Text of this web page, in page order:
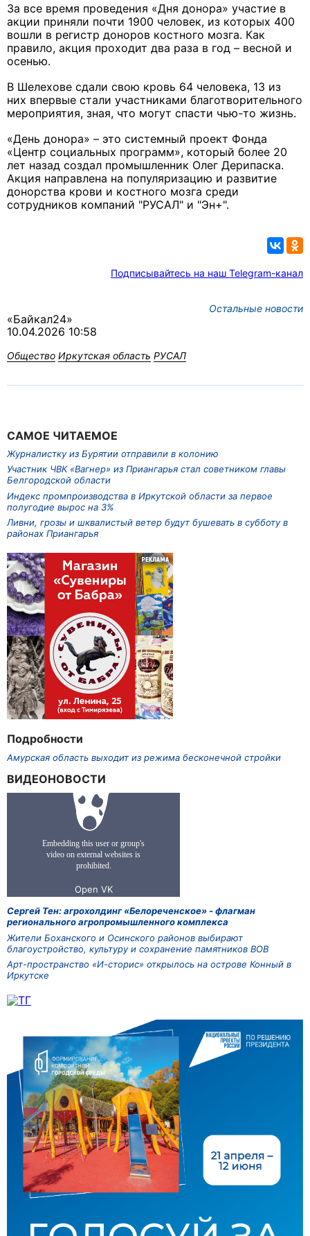
За все время проведения «Дня донора» участие в
акции приняли почти 1900 человек, из которых 400
вошли в регистр доноров костного мозга. Как
правило, акция проходит два раза в год – весной и
осенью.
В Шелехове сдали свою кровь 64 человека, 13 из
них впервые стали участниками благотворительного
мероприятия, зная, что могут спасти чью-то жизнь.
«День донора» – это системный проект Фонда
«Центр социальных программ», который более 20
лет назад создал промышленник Олег Дерипаска.
Акция направлена на популяризацию и развитие
донорства крови и костного мозга среди
сотрудников компаний "РУСАЛ" и "Эн+".
Подписывайтесь на наш Telegram-канал
Остальные новости
«Байкал24»
10.04.2026 10:58
Общество Иркутская область РУСАЛ
САМОЕ ЧИТАЕМОЕ
Журналистку из Бурятии отправили в колонию
Участник ЧВК «Вагнер» из Приангарья стал советником главы
Белгородской области
Индекс промпроизводства в Иркутской области за первое
полугодие вырос на 3%
Ливни, грозы и шквалистый ветер будут бушевать в субботу в
районах Приангарья
Подробности
Амурская область выходит из режима бесконечной стройки
ВИДЕОНОВОСТИ
Сергей Тен: агрохолдинг «Белореченское» - флагман
регионального агропромышленного комплекса
Жители Боханского и Осинского районов выбирают
благоустройство, культуру и сохранение памятников ВОВ
Арт-пространство «И-сторис» открылось на острове Конный в
Иркутске